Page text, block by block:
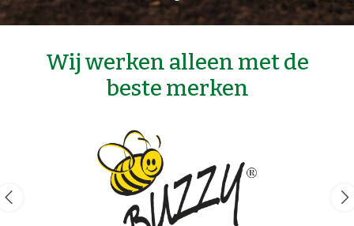
Wij werken alleen met de
beste merken